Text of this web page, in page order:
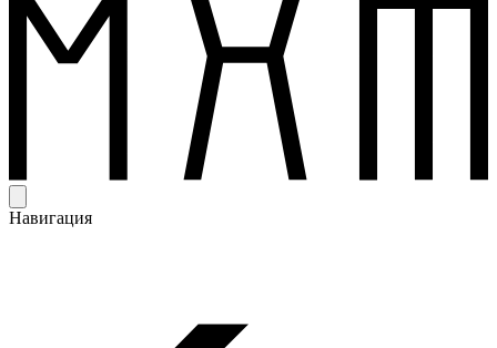
Навигация